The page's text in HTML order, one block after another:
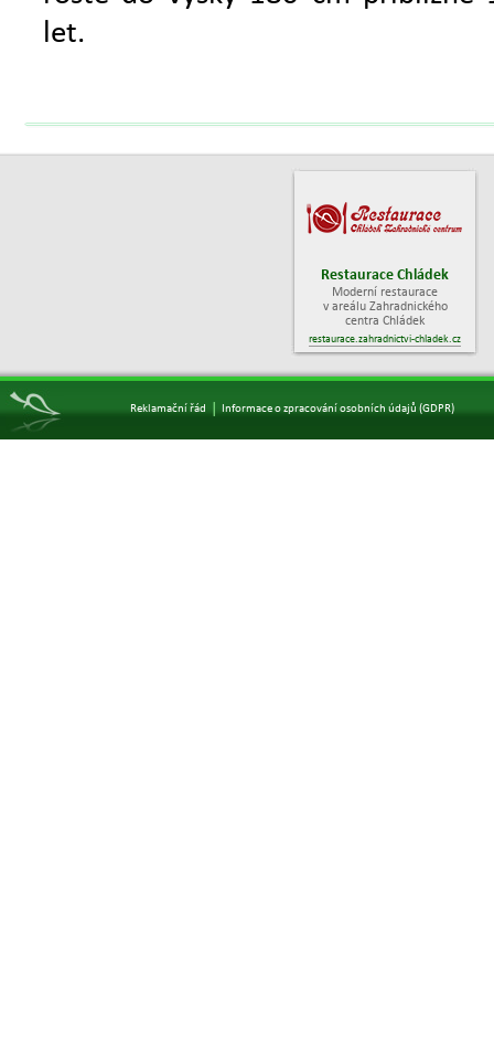
let.
Restaurace Chládek
Moderní restaurace
v areálu Zahradnického
centra Chládek
restaurace.zahradnictvi-chladek.cz
Reklamační řád Informace o zpracování osobních údajů (GDPR)